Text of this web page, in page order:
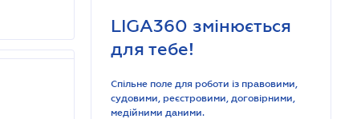
LIGA360 змінюється
для тебе!
Спільне поле для роботи із правовими,
судовими, реєстровими, договірними,
медійними даними.